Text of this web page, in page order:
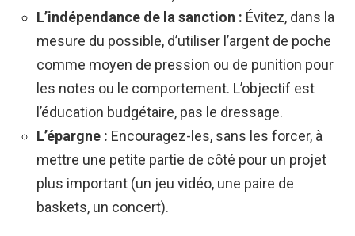
L’indépendance de la sanction : Évitez, dans la
mesure du possible, d’utiliser l’argent de poche
comme moyen de pression ou de punition pour
les notes ou le comportement. L’objectif est
l’éducation budgétaire, pas le dressage.
L’épargne : Encouragez-les, sans les forcer, à
mettre une petite partie de côté pour un projet
plus important (un jeu vidéo, une paire de
baskets, un concert).